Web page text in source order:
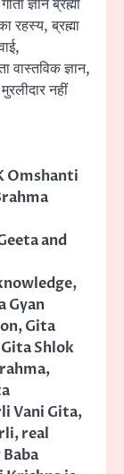
ज्ञान ब्रह्मा
रहस्य, ब्रह्मा
वास्तविक ज्ञान,
नहीं
Omshanti
and
,
Gyan
,Gita
Gita Shlok
,
Vani Gita,
,real
Baba